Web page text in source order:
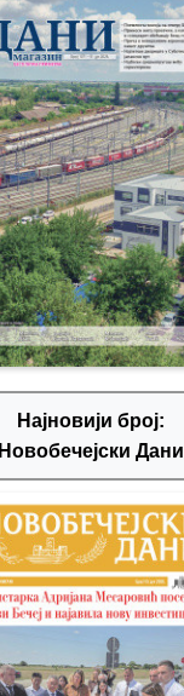
Најновији број:
Новобечејски Дани